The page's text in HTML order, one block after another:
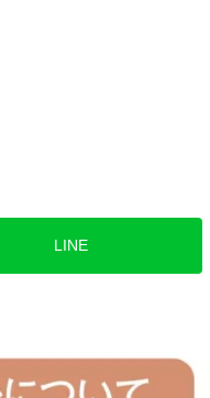
LINE